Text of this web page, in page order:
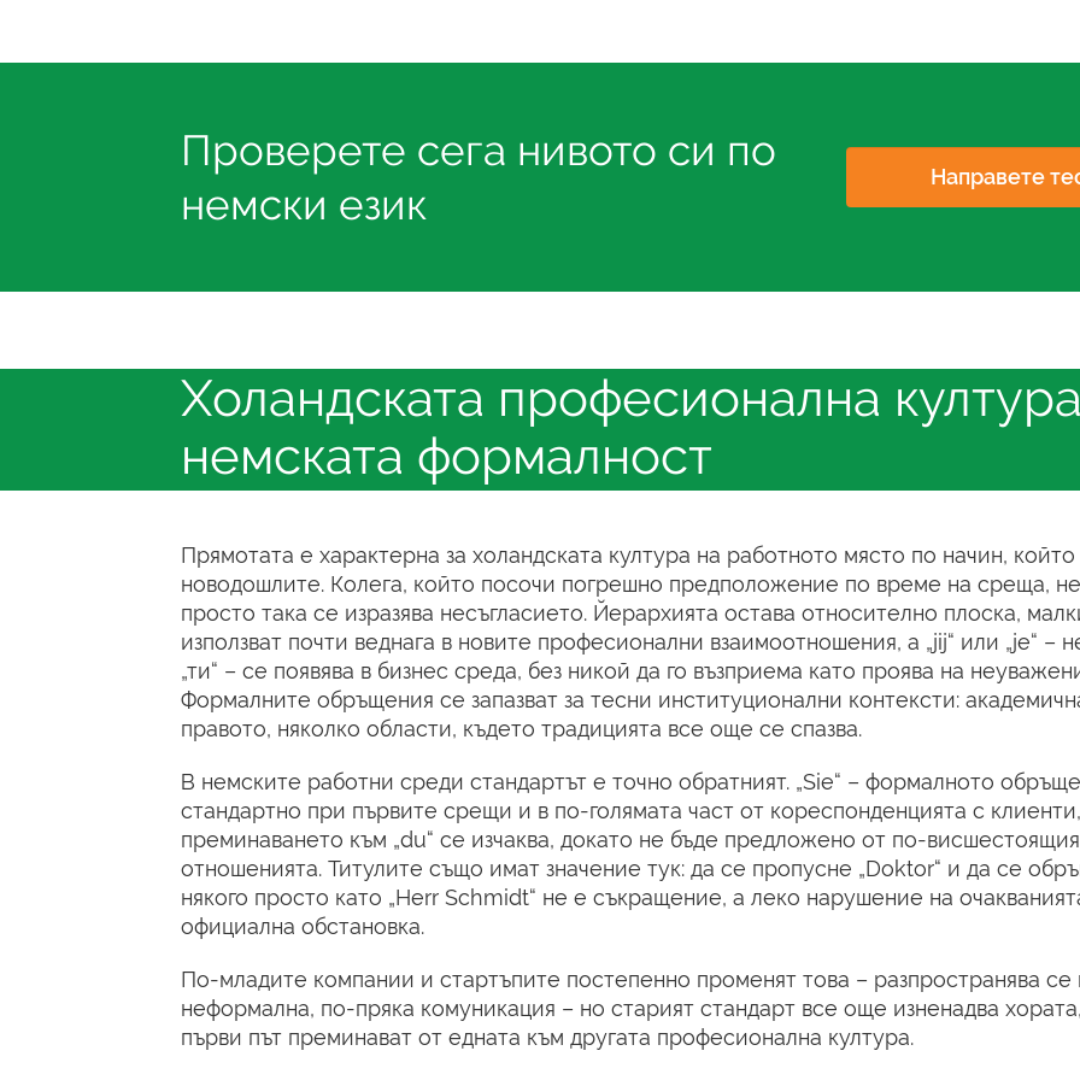
Проверете сега нивото си по
немски език
Направете
Холандската професионална
немската формалност
Прямотата е характерна за холандската култура на работното място по начин, който
новодошлите. Колега, който посочи погрешно предположение по време на среща,
просто така се изразява несъгласието. Йерархията остава относително плоска,
използват почти веднага в новите професионални взаимоотношения, а „jij“ или „je“ –
„ти“ – се появява в бизнес среда, без никой да го възприема като проява на
Формалните обръщения се запазват за тесни институционални контексти:
правото, няколко области, където традицията все още се спазва.
В немските работни среди стандартът е точно обратният. „Sie“ – формалното
стандартно при първите срещи и в по-голямата част от кореспонденцията с
преминаването към „du“ се изчаква, докато не бъде предложено от по-
отношенията. Титулите също имат значение тук: да се пропусне „Doktor“ и да се
някого просто като „Herr Schmidt“ не е съкращение, а леко нарушение на
официална обстановка.
По-младите компании и стартъпите постепенно променят това – разпространява се
неформална, по-пряка комуникация – но старият стандарт все още изненадва
първи път преминават от едната към другата професионална култура.